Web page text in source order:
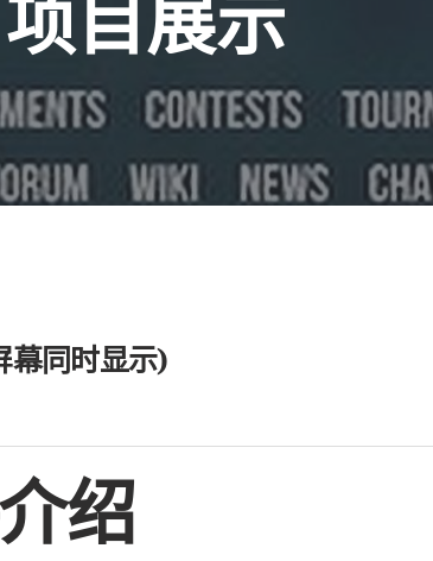
项目展示
幕同时显示)
绍